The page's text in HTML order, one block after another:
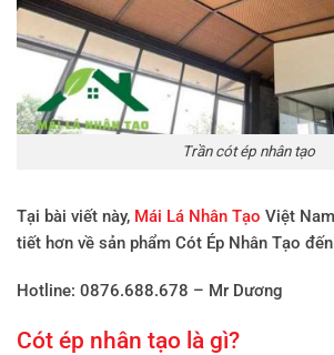
Trần cót ép nhân tạo
Tại bài viết này, Mái Lá Nhân Tạo Việt
tiết hơn về sản phẩm Cót Ép Nhân Tạo
Hotline: 0876.688.678 – Mr Dương
Cót ép nhân tạo là gì?